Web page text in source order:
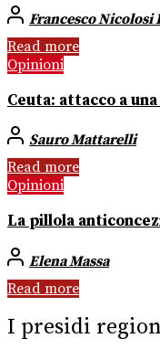
Francesco Nicolosi
Read more
Opinioni
Ceuta: attacco a
Sauro Mattarelli
Read more
Opinioni
La pillola
Elena Massa
Read more
I presidi